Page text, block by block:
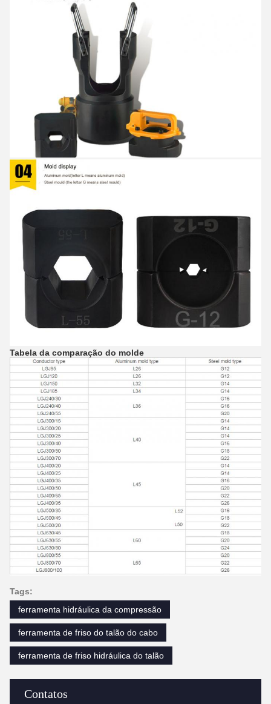
Contatos
Tabela da comparação do molde
Tags:
ferramenta hidráulica da compressão
ferramenta de friso do talão do cabo
ferramenta de friso hidráulica do talão